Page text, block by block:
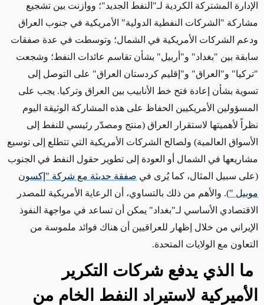
الإدارة المشتركة الكردية لـ"النفط الجديد"؛ ووازنت بين تشجيع
مشاركة "الشركات النفطية الدولية" الأمريكية في جنوب العراق
ودعم الشركات الأمريكية في الشمال؛ وتوسطت في عدة صفقات
سابقة بين "بغداد" و"أربيل" بشأن تقاسم عائدات النفط؛ وشجعت
"تركيا" و"العراق" و"إقليم كردستان العراق" على التوصل إلى
تسوية بشأن إعادة فتح خط الأنابيب بين العراق وتركيا. يجب على
المسؤولين الأمريكيين الحفاظ على هذه المشاركة الوثيقة اليوم
نظراً لأهميتها لاستقرار العراق (منتج ومصدّر رئيسي للنفط إلى
الأسواق العالمية) ولصالح الشركات الأمريكية التي تتطلع إلى توسيع
مشاريعها في الشمال أو العودة إلى تطوير حقول النفط في الجنوب
(على سبيل المثال، كما يُرى في صفقة حديثة مع شركة "إكسون
موبيل "
)
. والأهم من ذلك بالتساوي، أن الرعاية الأمريكية للمصدر
الاقتصادي الأساسي لـ"بغداد" يمكن أن تساعد في مواجهة النفوذ
الإيراني من خلال إظهار للعراقيين أن هناك فوائد ملموسة من
التعاون مع الولايات المتحدة.
ما الذي يدفع شركات التكرير
الأميركية لاستيراد النفط الخام من